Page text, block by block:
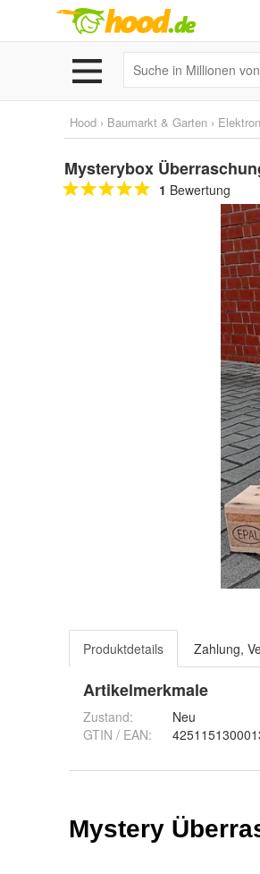
Hood › Baumarkt & Garten ›
Mysterybox
1 Bewertung
Produktdetails Zahlung,
Artikelmerkmale
Zustand:
Neu
GTIN / EAN: